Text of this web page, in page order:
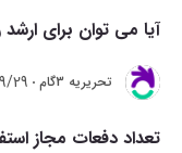
آیا می توان برای
تحريريه 3گام 29
تعداد دفعات مجاز استفاده از